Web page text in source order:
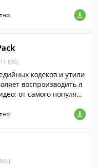
МБ)
кодеков и утили
воспроизводить л
от самого популярн